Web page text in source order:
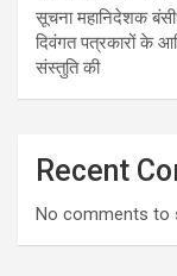
सूचना महानिदेशक
दिवंगत पत्रकारों के
संस्तुति की
Recent
No comments to